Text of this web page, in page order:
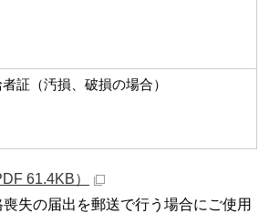
証（汚損、破損の場合）
61.4KB）
失の届出を郵送で行う場合にご使用